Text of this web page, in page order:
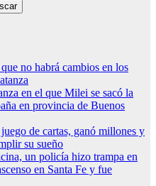
no habrá cambios en los
en el que Milei se sacó la
en provincia de Buenos
de cartas, ganó millones y
su sueño
un policía hizo trampa en
en Santa Fe y fue